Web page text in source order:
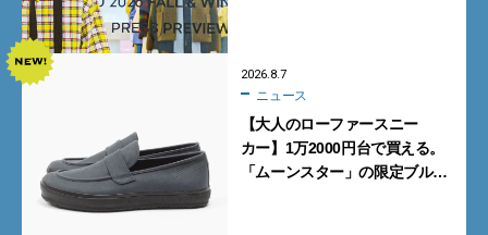
2026.8.7
ニュース
【大人のローファースニー
カー】1万2000円台で買える。
「ムーンスター」の限定ブルー